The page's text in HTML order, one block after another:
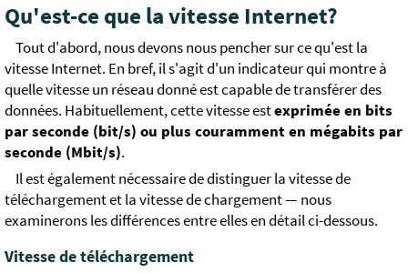
Qu'est-ce que la vitesse Internet?
Tout d'abord, nous devons nous pencher sur ce qu'est la
vitesse Internet. En bref, il s'agit d'un indicateur qui montre à
quelle vitesse un réseau donné est capable de transférer des
données. Habituellement, cette vitesse estexprimée en bits
par seconde (bit/s) ou plus couramment en mégabits par
seconde (Mbit/s).
Il est également nécessaire de distinguer la vitesse de
téléchargement et la vitesse de chargement — nous
examinerons les différences entre elles en détail ci-dessous.
Vitesse de téléchargement